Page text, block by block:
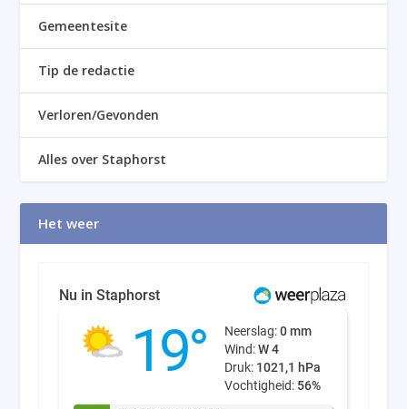
Gemeentesite
Tip de redactie
Verloren/Gevonden
Alles over Staphorst
Het weer